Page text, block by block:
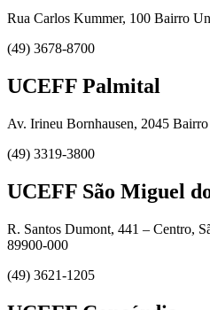
Rua Carlos Kummer, 100 Bairro
(49) 3678-8700
UCEFF Palmital
Av. Irineu Bornhausen, 2045
(49) 3319-3800
UCEFF São Miguel
R. Santos Dumont, 441 – Centro,
89900-000
(49) 3621-1205